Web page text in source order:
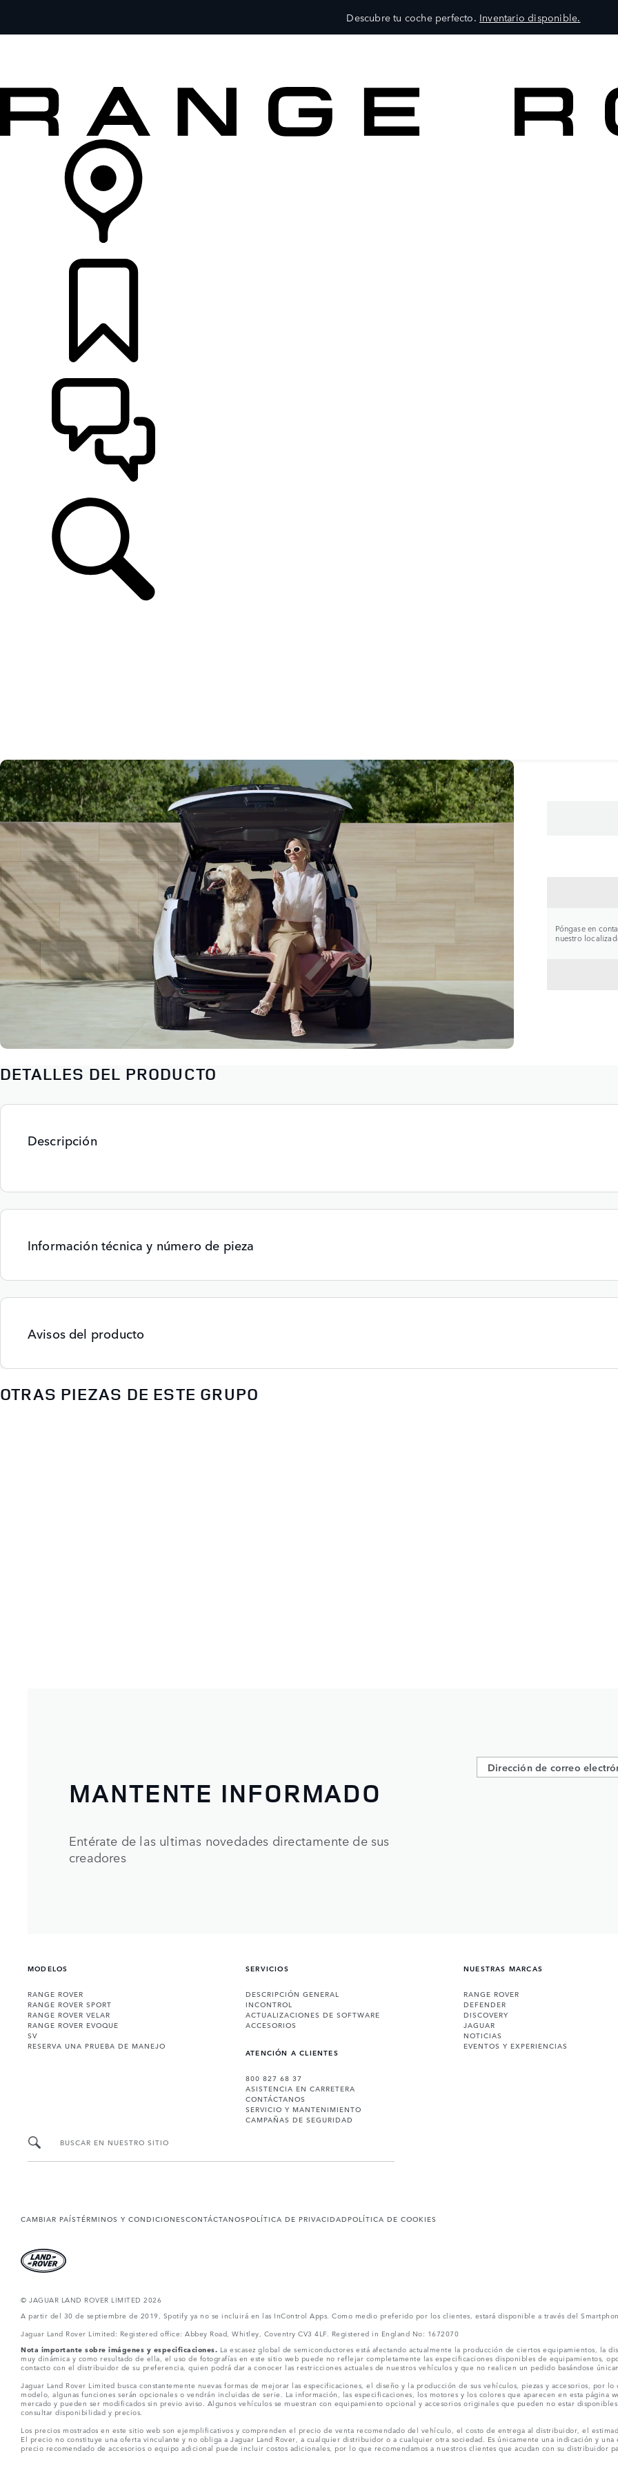
Descubre tu coche perfecto. Inventario disponible.
Póngase en
nuestro
DETALLES DEL PRODUCTO
Descripción
Información técnica y número de pieza
Avisos del producto
OTRAS PIEZAS DE ESTE GRUPO
MANTENTE INFORMADO
Entérate de las ultimas novedades directamente de sus
creadores
MODELOS
RANGE ROVER
RANGE ROVER SPORT
RANGE ROVER VELAR
RANGE ROVER EVOQUE
SV
RESERVA UNA PRUEBA DE MANEJO
SERVICIOS
DESCRIPCIÓN GENERAL
INCONTROL
ACTUALIZACIONES DE SOFTWARE
ACCESORIOS
ATENCIÓN A CLIENTES
800 827 68 37
ASISTENCIA EN CARRETERA
CONTÁCTANOS
SERVICIO Y MANTENIMIENTO
CAMPAÑAS DE SEGURIDAD
NUESTRAS MARCAS
RANGE ROVER
DEFENDER
DISCOVERY
JAGUAR
NOTICIAS
EVENTOS Y EXPERIENCIAS
BUSCAR EN NUESTRO SITIO
CAMBIAR PAÍSTÉRMINOS Y CONDICIONESCONTÁCTANOSPOLÍTICA DE PRIVACIDADPOLÍTICA DE COOKIES
© JAGUAR LAND ROVER LIMITED 2026
A partir del 30 de septiembre de 2019, Spotify ya no se incluirá en las InControl Apps. Como medio preferido por los clientes, estará disponible a través del
Jaguar Land Rover Limited: Registered office: Abbey Road, Whitley, Coventry CV3 4LF. Registered in England No: 1672070
Nota importante sobre imágenes y especificaciones. La escasez global de semiconductores está afectando actualmente la producción de ciertos equipamientos, la
muy dinámica y como resultado de ella, el uso de fotografías en este sitio web puede no reflejar completamente las especificaciones disponibles de equipamientos,
contacto con el distribuidor de su preferencia, quien podrá dar a conocer las restricciones actuales de nuestros vehículos y que no realicen un pedido basándose
Jaguar Land Rover Limited busca constantemente nuevas formas de mejorar las especificaciones, el diseño y la producción de sus vehículos, piezas y accesorios, por
modelo, algunas funciones serán opcionales o vendrán incluidas de serie. La información, las especificaciones, los motores y los colores que aparecen en esta página
mercado y pueden ser modificados sin previo aviso. Algunos vehículos se muestran con equipamiento opcional y accesorios originales que pueden no estar
consultar disponibilidad y precios.
Los precios mostrados en este sitio web son ejemplificativos y comprenden el precio de venta recomendado del vehículo, el costo de entrega al distribuidor, el
El precio no constituye una oferta vinculante y no obliga a Jaguar Land Rover, a cualquier distribuidor o a cualquier otra sociedad. Es únicamente una indicación y
precio recomendado de accesorios o equipo adicional puede incluir costos adicionales, por lo que recomendamos a nuestros clientes que acudan con su distribuidor